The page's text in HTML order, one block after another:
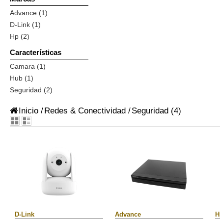
Advance (1)
D-Link (1)
Hp (2)
Características
Camara (1)
Hub (1)
Seguridad (2)
Inicio /Redes & Conectividad /Seguridad (4)
D-Link Advance